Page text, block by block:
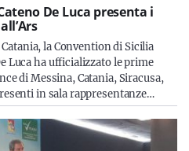
De Luca presenta i
la Convention di Sicilia
Luca ha ufficializzato le prime
di Messina, Catania, Siracusa,
in sala rappresentanze…